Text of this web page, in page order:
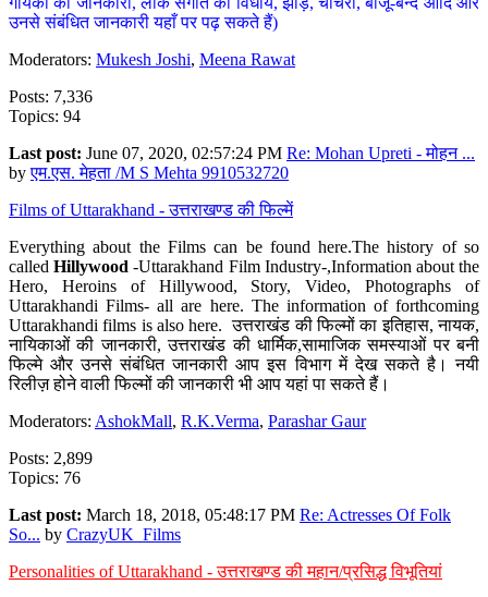
उनसे संबंधित जानकारी यहाँ पर पढ़ सकते हैं)
Moderators: Mukesh Joshi, Meena Rawat
Posts: 7,336
Topics: 94
Last post: June 07, 2020, 02:57:24 PM Re: Mohan Upreti - मोहन ...
byएम.एस. मेहता /M S Mehta 9910532720
Films of Uttarakhand - उत्तराखण्ड की फिल्में
Everything about the Films can be found here.The history of so
calledHillywood-Uttarakhand Film Industry-,Information about the
Hero, Heroins of Hillywood, Story, Video, Photographs of
Uttarakhandi Films- all are here. The information of forthcoming
Uttarakhandi films is also here. उत्तराखंड की फिल्मों का इतिहास, नायक,
नायिकाओं की जानकारी, उत्तराखंड की धार्मिक,सामाजिक समस्याओं पर बनी
फिल्मे और उनसे संबंधित जानकारी आप इस विभाग में देख सकते है। नयी
रिलीज़ होने वाली फिल्मों की जानकारी भी आप यहां पा सकते हैं।
Moderators: AshokMall, R.K.Verma, Parashar Gaur
Posts: 2,899
Topics: 76
Last post: March 18, 2018, 05:48:17 PM Re: Actresses Of Folk
So... by CrazyUK_Films
Personalities of Uttarakhand - उत्तराखण्ड की महान/प्रसिद्ध विभूतियां